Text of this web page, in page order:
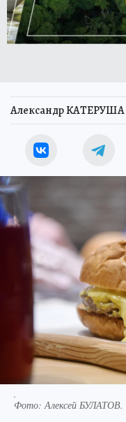
Александр КАТЕРУША
.
Фото: Алексей БУЛАТОВ.